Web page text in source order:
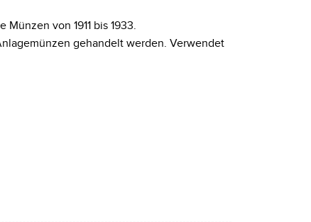
von 1911 bis 1933.
gehandelt werden. Verwendet